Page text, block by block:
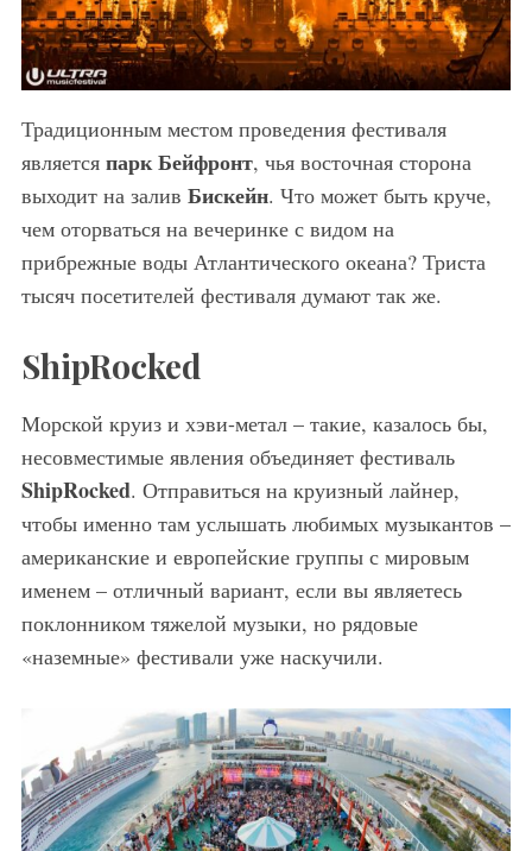
Традиционным местом проведения фестиваля
является парк Бейфронт, чья восточная сторона
выходит на залив Бискейн. Что может быть круче,
чем оторваться на вечеринке с видом на
прибрежные воды Атлантического океана? Триста
тысяч посетителей фестиваля думают так же.
ShipRocked
Морской круиз и хэви-метал – такие, казалось бы,
несовместимые явления объединяет фестиваль
ShipRocked. Отправиться на круизный лайнер,
чтобы именно там услышать любимых музыкантов –
американские и европейские группы с мировым
именем – отличный вариант, если вы являетесь
поклонником тяжелой музыки, но рядовые
«наземные» фестивали уже наскучили.